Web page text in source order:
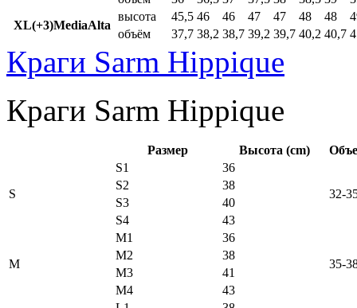
XL(+3)MediaAlta
высота 45,5 46 46 47 47 48 48
объём
37,7 38,2 38,7 39,2 39,7 40,2 40,7
Краги Sarm Hippique
Краги Sarm Hippique
Размер Высота (cm)
S
S1
36
32-
S2
38
S3
40
S4
43
M
M1
36
35-
M2
38
M3
41
M4
43